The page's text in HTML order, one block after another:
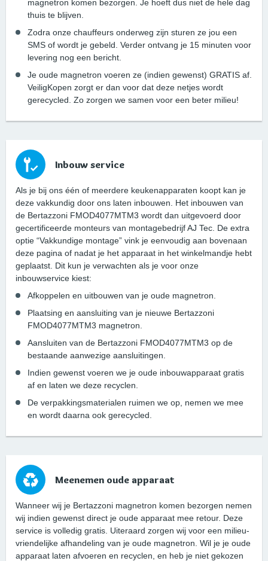
magnetron komen bezorgen. Je hoeft dus niet de hele dag
thuis te blijven.
Zodra onze chauffeurs onderweg zijn sturen ze jou een
SMS of wordt je gebeld. Verder ontvang je 15 minuten voor
levering nog een bericht.
Je oude magnetron voeren ze (indien gewenst) GRATIS af.
VeiligKopen zorgt er dan voor dat deze netjes wordt
gerecycled. Zo zorgen we samen voor een beter milieu!
Inbouw service
Als je bij ons één of meerdere keukenapparaten koopt kan je
deze vakkundig door ons laten inbouwen. Het inbouwen van
de Bertazzoni FMOD4077MTM3 wordt dan uitgevoerd door
gecertificeerde monteurs van montagebedrijf AJ Tec. De extra
optie “Vakkundige montage” vink je eenvoudig aan bovenaan
deze pagina of nadat je het apparaat in het winkelmandje hebt
geplaatst. Dit kun je verwachten als je voor onze
inbouwservice kiest:
Afkoppelen en uitbouwen van je oude magnetron.
Plaatsing en aansluiting van je nieuwe Bertazzoni
FMOD4077MTM3 magnetron.
Aansluiten van de Bertazzoni FMOD4077MTM3 op de
bestaande aanwezige aansluitingen.
Indien gewenst voeren we je oude inbouwapparaat gratis
af en laten we deze recyclen.
De verpakkingsmaterialen ruimen we op, nemen we mee
en wordt daarna ook gerecycled.
Meenemen oude apparaat
Wanneer wij je Bertazzoni magnetron komen bezorgen nemen
wij indien gewenst direct je oude apparaat mee retour. Deze
service is volledig gratis. Uiteraard zorgen wij voor een milieu-
vriendelijke afhandeling van je oude magnetron. Wil je je oude
apparaat laten afvoeren en recyclen, en heb je niet gekozen